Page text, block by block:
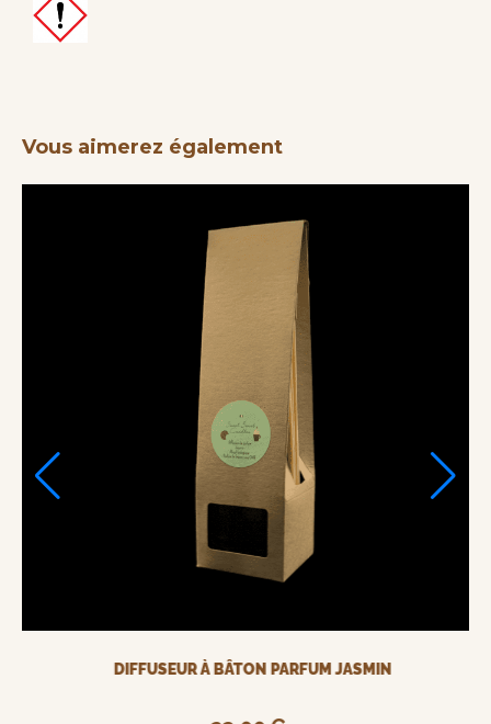
Vous aimerez également
RECHARGE PARFUM JASMIN